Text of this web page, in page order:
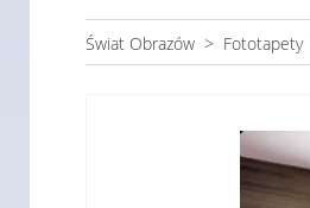
Świat Obrazów > Fototapety